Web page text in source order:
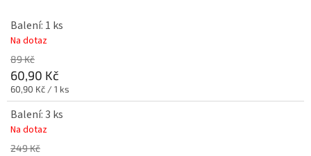
Balení: 1 ks
Na dotaz
89 Kč
60,90 Kč
Měrná
cena:
60,90 Kč / 1 ks
Balení: 3 ks
Na dotaz
249 Kč